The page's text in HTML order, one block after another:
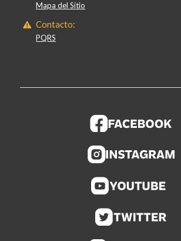
Mapa del Sitio
Contacto:
PQRS